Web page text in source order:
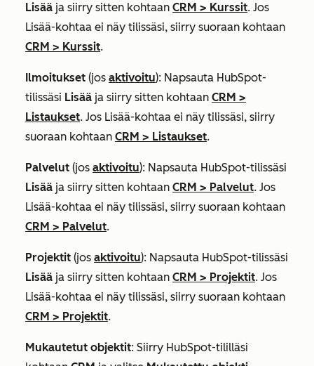
Lisää ja siirry sitten kohtaan CRM > Kurssit. Jos
Lisää-kohtaa ei näy tilissäsi, siirry suoraan kohtaan
CRM > Kurssit.
Ilmoitukset (jos aktivoitu): Napsauta HubSpot-
tilissäsi Lisää ja siirry sitten kohtaan CRM >
Listaukset. Jos Lisää-kohtaa ei näy tilissäsi, siirry
suoraan kohtaan CRM > Listaukset.
Palvelut (jos aktivoitu): Napsauta HubSpot-tilissäsi
Lisää ja siirry sitten kohtaan CRM > Palvelut. Jos
Lisää-kohtaa ei näy tilissäsi, siirry suoraan kohtaan
CRM > Palvelut.
Projektit (jos aktivoitu): Napsauta HubSpot-tilissäsi
Lisää ja siirry sitten kohtaan CRM > Projektit. Jos
Lisää-kohtaa ei näy tilissäsi, siirry suoraan kohtaan
CRM > Projektit.
Mukautetut objektit: Siirry HubSpot-tililläsi